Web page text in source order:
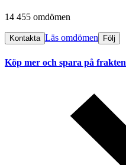
14 455 omdömen
Kontakta Läs omdömen Följ
Köp mer och spara på frakten